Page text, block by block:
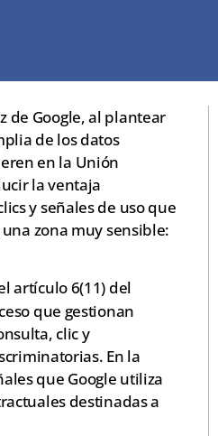
de Google, al plantear
de los datos
en la Unión
la ventaja
y señales de uso que
zona muy sensible:
artículo 6(11) del
que gestionan
clic y
En la
que Google utiliza
destinadas a